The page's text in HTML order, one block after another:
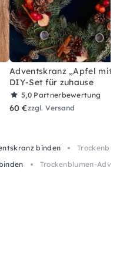
Adventskranz „Apfel mit
DIY-Set für zuhause
5,0 Partnerbewertung
60 €zzgl. Versand
binden
Trockenblumen-